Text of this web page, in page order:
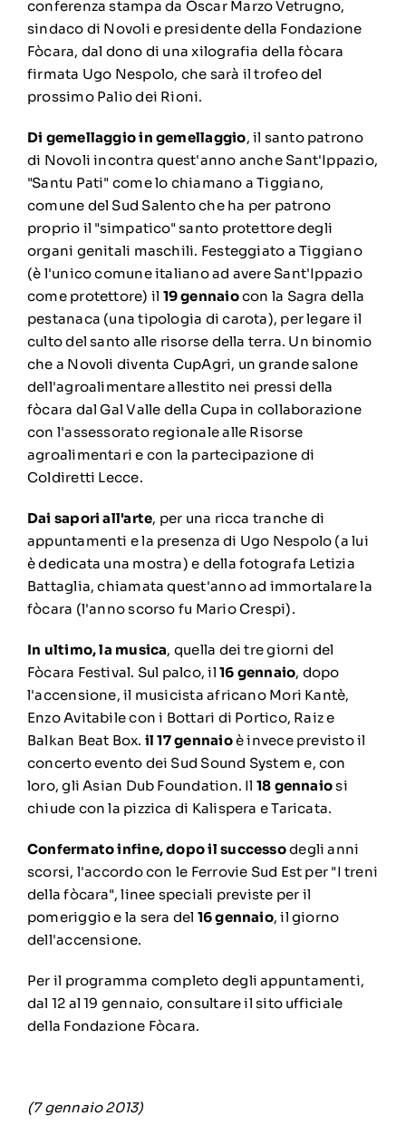
conferenza stampa da Oscar Marzo Vetrugno,
sindaco di Novoli e presidente della Fondazione
Fòcara, dal dono di una xilografia della fòcara
firmata Ugo Nespolo, che sarà il trofeo del
prossimo Palio dei Rioni.
Di gemellaggio in gemellaggio, il santo patrono
di Novoli incontra quest'anno anche Sant'Ippazio,
"Santu Pati" come lo chiamano a Tiggiano,
comune del Sud Salento che ha per patrono
proprio il "simpatico" santo protettore degli
organi genitali maschili. Festeggiato a Tiggiano
(è l'unico comune italiano ad avere Sant'Ippazio
come protettore) il 19 gennaiocon la Sagra della
pestanaca (una tipologia di carota), per legare il
culto del santo alle risorse della terra. Un binomio
che a Novoli diventa CupAgri, un grande salone
dell'agroalimentare allestito nei pressi della
fòcara dal Gal Valle della Cupa in collaborazione
con l'assessorato regionale alle Risorse
agroalimentari e con la partecipazione di
Coldiretti Lecce.
Dai sapori all'arte, per una ricca tranche di
appuntamenti e la presenza di Ugo Nespolo (a lui
è dedicata una mostra) e della fotografa Letizia
Battaglia, chiamata quest'anno ad immortalare la
fòcara (l'anno scorso fu Mario Crespi).
In ultimo, la musica, quella dei tre giorni del
Fòcara Festival. Sul palco, il 16 gennaio, dopo
l'accensione, il musicista africano Mori Kantè,
Enzo Avitabile con i Bottari di Portico, Raiz e
Balkan Beat Box. il 17 gennaioè invece previsto il
concerto evento dei Sud Sound System e, con
loro, gli Asian Dub Foundation. Il 18 gennaiosi
chiude con la pizzica di Kalispera e Taricata.
Confermato infine, dopo il successodegli anni
scorsi, l'accordo con le Ferrovie Sud Est per "I treni
della fòcara", linee speciali previste per il
pomeriggio e la sera del 16 gennaio, il giorno
dell'accensione.
Per il programma completo degli appuntamenti,
dal 12 al 19 gennaio, consultareil sito ufficiale
della Fondazione Fòcara.
(7 gennaio 2013)